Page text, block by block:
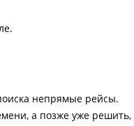
непрямые рейсы.
а позже уже решить,